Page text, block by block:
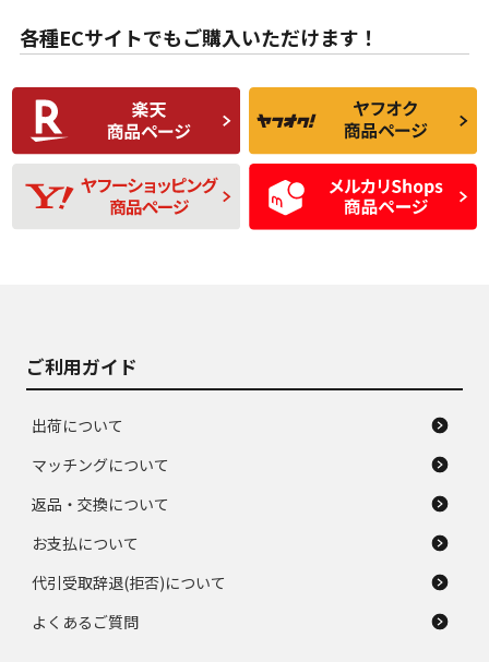
な中古品
んどない中古品
C
比較的きれいな中古
品
C
られるが、使用に問
題のない中古品
D
使用感や目立つ傷が
あり、一般的な中古
品
D
残り溝も少なく、偏
磨耗がみられ、短期
間使用できるくらい
の中古品
各種ECサイトでもご購入いただけます！
ご利用ガイド
出荷について
マッチングについて
返品・交換について
お支払について
代引受取辞退(拒否)について
よくあるご質問